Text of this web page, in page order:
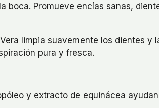
boca. Promueve encías sanas,
limpia suavemente los dientes
pura y fresca.
y extracto de equinácea